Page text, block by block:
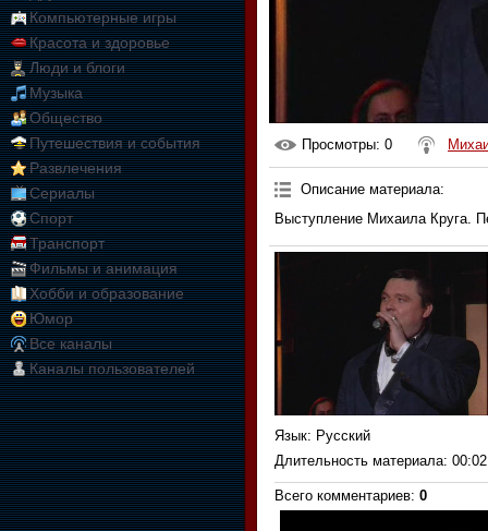
Компьютерные игры
Красота и здоровье
Люди и блоги
Музыка
Общество
Путешествия и события
Развлечения
Сериалы
Спорт
Транспорт
Фильмы и анимация
Хобби и образование
Юмор
Все каналы
Каналы пользователей
Просмотры: 0
Описание материала:
Выступление Михаила Круга.
Язык: Русский
Длительность материала:
Всего комментариев: 0